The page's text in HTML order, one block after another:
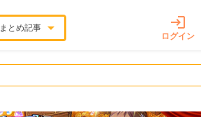
まとめ記事 arrow_drop_down login
ログイン